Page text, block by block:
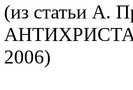
(из статьи
АНТИХРИСТА",
2006)